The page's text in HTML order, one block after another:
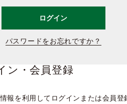
ログイン
パスワードをお忘れですか？
ン・会員登録
報を利用して ログインまたは会員登